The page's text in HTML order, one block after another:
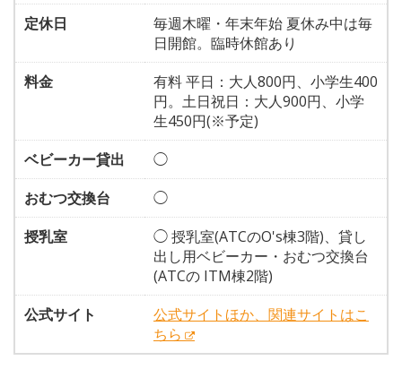
定休日
毎週木曜・年末年始 夏休み中は毎
日開館。臨時休館あり
料金
有料 平日：大人800円、小学生400
円。土日祝日：大人900円、小学
生450円(※予定)
ベビーカー貸出
◯
おむつ交換台
◯
授乳室
◯ 授乳室(ATCのO's棟3階)、貸し
出し用ベビーカー・おむつ交換台
(ATCの ITM棟2階)
公式サイト
公式サイトほか、関連サイトはこ
ちら